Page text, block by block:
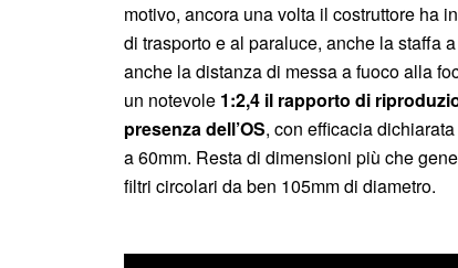
motivo, ancora una volta il costruttore ha
di trasporto e al paraluce, anche la staffa
anche la distanza di messa a fuoco alla
un notevole 1:2,4 il rapporto di
presenza dell’OS, con efficacia
a 60mm. Resta di dimensioni più che
filtri circolari da ben 105mm di diametro.